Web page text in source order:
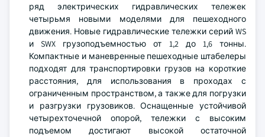
ряд электрических гидравлических тележек
четырьмя новыми моделями для пешеходного
движения. Новые гидравлические тележки серий WS
и SWX грузоподъемностью от 1,2 до 1,6 тонны.
Компактные и маневренные пешеходные штабелеры
подходят для транспортировки грузов на короткие
расстояния, для использования в проходах с
ограниченным пространством, а также для погрузки
и разгрузки грузовиков. Оснащенные устойчивой
четырехточечной опорой, тележки с высоким
подъемом достигают высокой остаточной